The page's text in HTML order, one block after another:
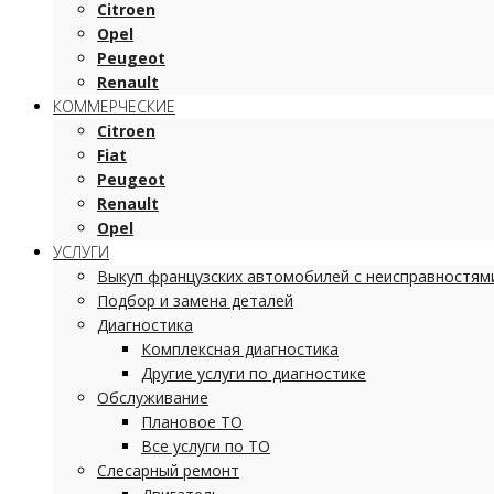
Citroen
Opel
Peugeot
Renault
КОММЕРЧЕСКИЕ
Citroen
Fiat
Peugeot
Renault
Opel
УСЛУГИ
Выкуп французских автомобилей с
Подбор и замена деталей
Диагностика
Комплексная диагностика
Другие услуги по диагностике
Обслуживание
Плановое ТО
Все услуги по ТО
Слесарный ремонт